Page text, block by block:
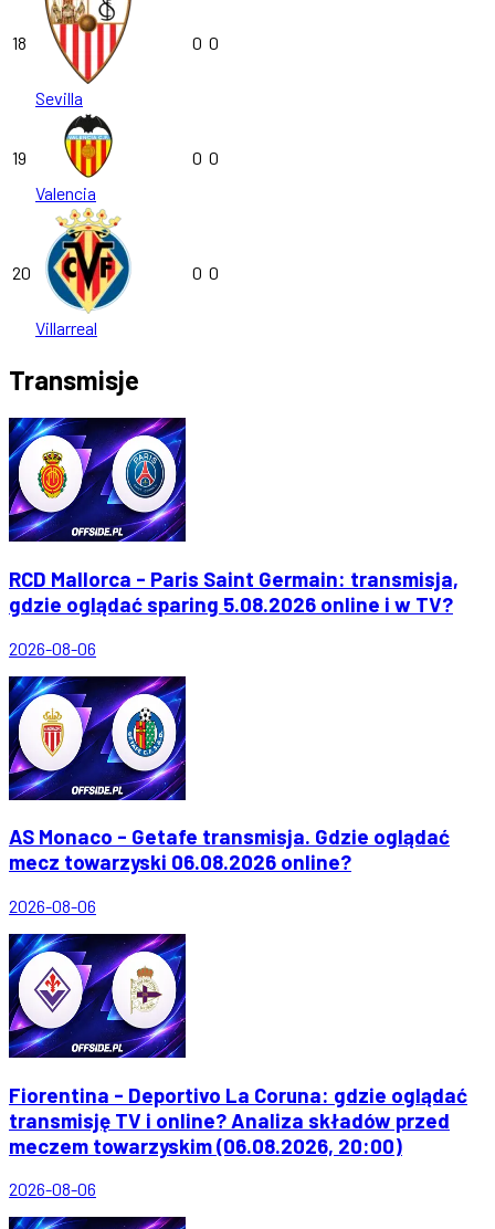
18
Sevilla
0 0
19
Valencia
0 0
20
Villarreal
0 0
Transmisje
RCD Mallorca - Paris Saint Germain: transmisja,
gdzie oglądać sparing 5.08.2026 online i w TV?
2026-08-06
AS Monaco - Getafe transmisja. Gdzie oglądać
mecz towarzyski 06.08.2026 online?
2026-08-06
Fiorentina - Deportivo La Coruna: gdzie oglądać
transmisję TV i online? Analiza składów przed
meczem towarzyskim (06.08.2026, 20:00)
2026-08-06